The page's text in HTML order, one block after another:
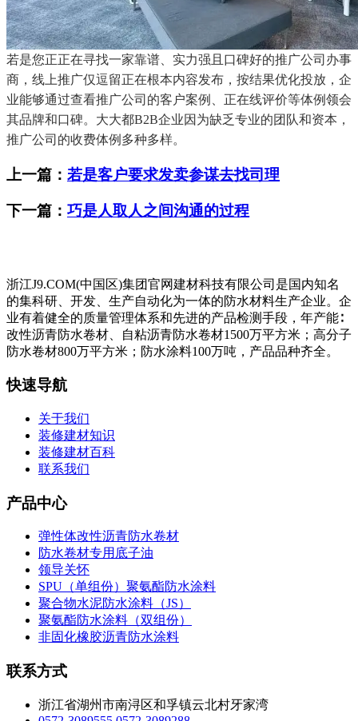
若是您正正在寻找一家靠谱、实力强且口碑好的推广公司办事
商，线上推广仅逗留正在根本内容发布，按结果优化投放，企
业能够通过查看推广公司的客户案例、正在线评价等体例领会
其品牌和口碑。大大都B2B企业因为缺乏专业的团队和资本，
推广公司的收费体例多种多样。
上一篇： 若是客户要求发卖参谋去找司理
下一篇： 巧是人取人之间沟通的过程
浙江J9.COM(中国区)集团官网建材科技有限公司是国内知名
的集科研、开发、生产自动化为一体的防水材料生产企业。企
业有着健全的质量管理体系和先进的产品检测手段，年产能∶
改性沥青防水卷材、自粘沥青防水卷材1500万平方米；高分子
防水卷材800万平方米；防水涂料100万吨，产品品种齐全。
快速导航
关于我们
装修建材知识
装修建材百科
联系我们
产品中心
弹性体改性沥青防水卷材
防水卷材专用底子油
领导关怀
SPU（单组份）聚氨酯防水涂料
聚合物水泥防水涂料（JS）
聚氨酯防水涂料（双组份）
非固化橡胶沥青防水涂料
联系方式
浙江省湖州市南浔区和孚镇云北村牙家湾